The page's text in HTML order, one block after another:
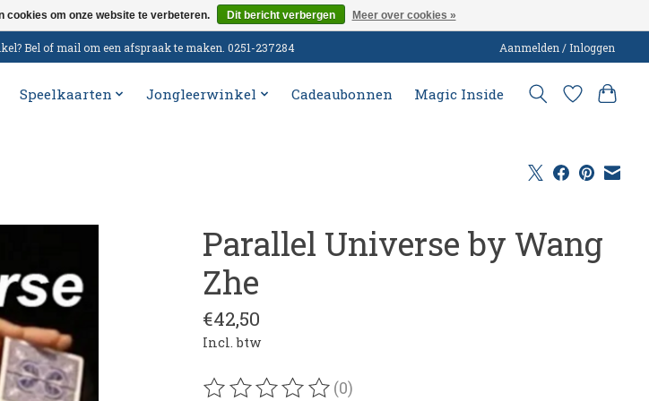
Bel of mail om een afspraak te maken. 0251-237284 Aanmelden / Inloggen
Speelkaarten Jongleerwinkel Cadeaubonnen Magic Inside
Parallel Universe by Wang
Zhe
€42,50
Incl. btw
(0)
cookies om onze website te verbeteren. Dit bericht verbergen Meer over cookies »